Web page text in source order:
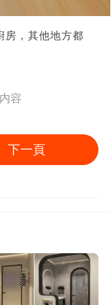
房，其他地方都
容
下一頁